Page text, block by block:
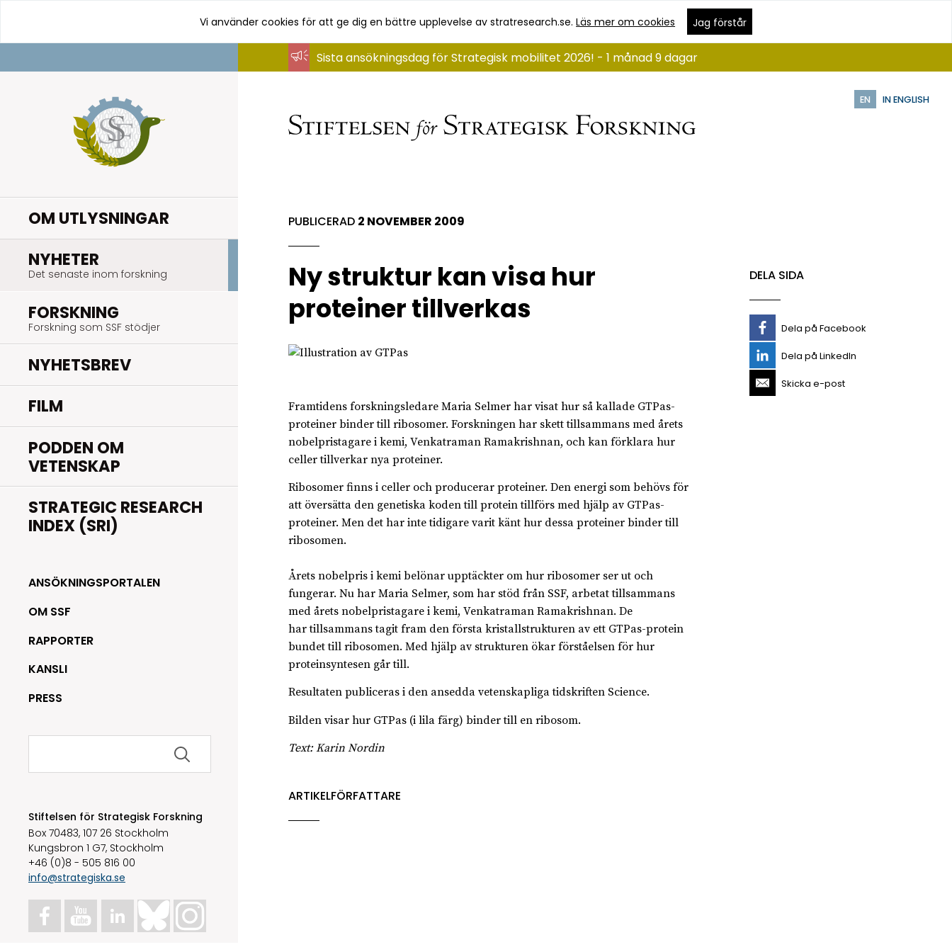
innehåll
Vi använder cookies för att ge dig en bättre upplevelse av stratresearch.se.Läs mer om cookies Jag förstår
EN IN ENGLISH
OM UTLYSNINGAR
NYHETER
Det senaste inom forskning
FORSKNING
Forskning som SSF stödjer
NYHETSBREV
FILM
PODDEN OM
VETENSKAP
STRATEGIC RESEARCH
INDEX (SRI)
ANSÖKNINGSPORTALEN
OM SSF
RAPPORTER
KANSLI
PRESS
Sök
Stiftelsen för Strategisk Forskning
Box 70483, 107 26 Stockholm
Kungsbron 1 G7, Stockholm
+46 (0)8 - 505 816 00
info@strategiska.se
Sista ansökningsdag för Strategisk mobilitet 2026! - 1 månad 9 dagar
PUBLICERAD 2 NOVEMBER 2009
Ny struktur kan visa hur
proteiner tillverkas
Framtidens forskningsledare Maria Selmer har visat hur så kallade GTPas-
proteiner binder till ribosomer. Forskningen har skett tillsammans med årets
nobelpristagare i kemi, Venkatraman Ramakrishnan, och kan förklara hur
celler tillverkar nya proteiner.
Ribosomer finns i celler och producerar proteiner. Den energi som behövs för
att översätta den genetiska koden till protein tillförs med hjälp av GTPas-
proteiner. Men det har inte tidigare varit känt hur dessa proteiner binder till
ribosomen.
Årets nobelpris i kemi belönar upptäckter om hur ribosomer ser ut och
fungerar. Nu har Maria Selmer, som har stöd från SSF, arbetat tillsammans
med årets nobelpristagare i kemi, Venkatraman Ramakrishnan. De
har tillsammans tagit fram den första kristallstrukturen av ett GTPas-protein
bundet till ribosomen. Med hjälp av strukturen ökar förståelsen för hur
proteinsyntesen går till.
Resultaten publiceras i den ansedda vetenskapliga tidskriften Science.
Bilden visar hur GTPas (i lila färg) binder till en ribosom.
Text: Karin Nordin
ARTIKELFÖRFATTARE
DELA SIDA
Dela på Facebook
Dela på LinkedIn
Skicka e-post